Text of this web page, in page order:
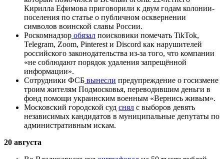
Кирилла Ефимова приговорили к двум годам колонии-
поселения по статье о публичном осквернении
символов воинской славы России.
Роскомнадзор обязал поисковики помечать TikTok,
Telegram, Zoom, Pinterest и Discord как нарушителей
российского законодательства из-за того, что компании
«не соблюдают порядок удаления запрещённой
информации».
Сотрудники ФСБ вынесли предупреждение о госизмене
троим жителям Подмосковья, переводившим деньги в
фонд помощи украинским военным «Вернись живым».
Московский городской суд снял с выборов девять
независимых кандидатов в муниципальные депутаты по
административным искам.
20 августа